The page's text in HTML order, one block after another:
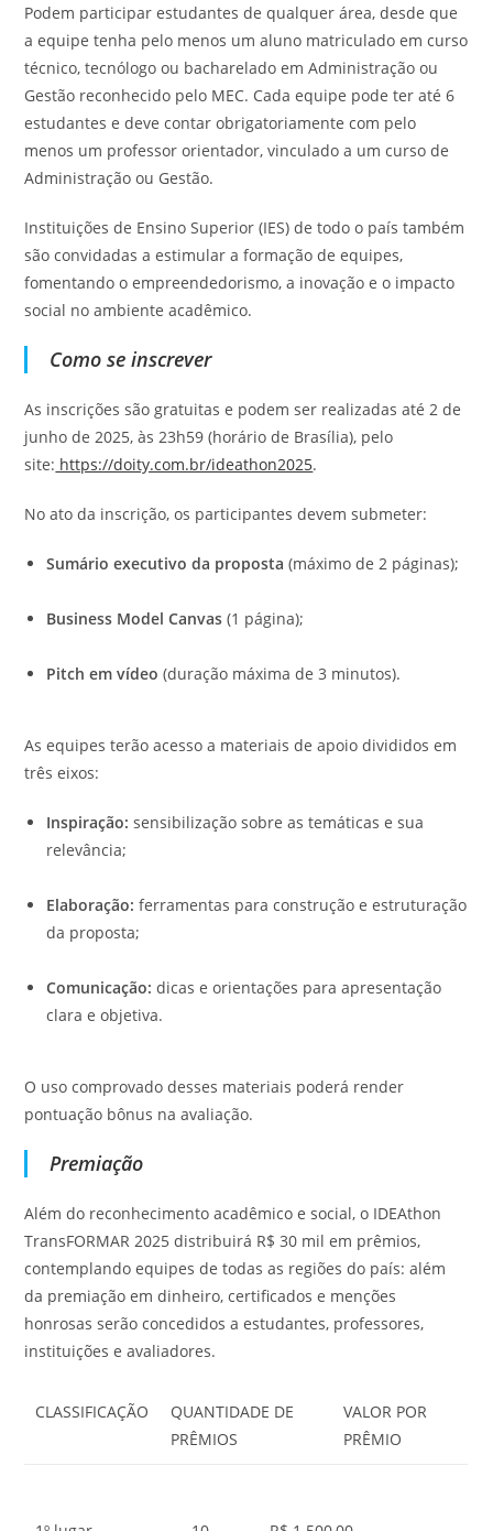
Podem participar estudantes de qualquer área, desde que
a equipe tenha pelo menos um aluno matriculado em curso
técnico, tecnólogo ou bacharelado em Administração ou
Gestão reconhecido pelo MEC. Cada equipe pode ter até 6
estudantes e deve contar obrigatoriamente com pelo
menos um professor orientador, vinculado a um curso de
Administração ou Gestão.
Instituições de Ensino Superior (IES) de todo o país também
são convidadas a estimular a formação de equipes,
fomentando o empreendedorismo, a inovação e o impacto
social no ambiente acadêmico.
Como se inscrever
As inscrições são gratuitas e podem ser realizadas até 2 de
junho de 2025, às 23h59 (horário de Brasília), pelo
site: https://doity.com.br/ideathon2025.
No ato da inscrição, os participantes devem submeter:
Sumário executivo da proposta (máximo de 2 páginas);
Business Model Canvas (1 página);
Pitch em vídeo (duração máxima de 3 minutos).
As equipes terão acesso a materiais de apoio divididos em
três eixos:
Inspiração: sensibilização sobre as temáticas e sua
relevância;
Elaboração: ferramentas para construção e estruturação
da proposta;
Comunicação: dicas e orientações para apresentação
clara e objetiva.
O uso comprovado desses materiais poderá render
pontuação bônus na avaliação.
Premiação
Além do reconhecimento acadêmico e social, o IDEAthon
TransFORMAR 2025 distribuirá R$ 30 mil em prêmios,
contemplando equipes de todas as regiões do país: além
da premiação em dinheiro, certificados e menções
honrosas serão concedidos a estudantes, professores,
instituições e avaliadores.
CLASSIFICAÇÃO
QUANTIDADE DE
PRÊMIOS
VALOR POR
PRÊMIO